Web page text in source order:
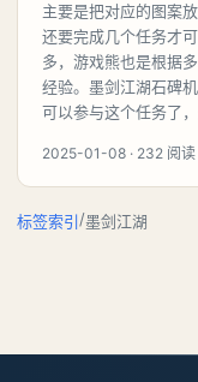
主要是把对应的图案
还要完成几个任务才
多，游戏熊也是根据
经验。墨剑江湖石碑
可以参与这个任务了
2025-01-08 · 232 阅读
标签索引/墨剑江湖